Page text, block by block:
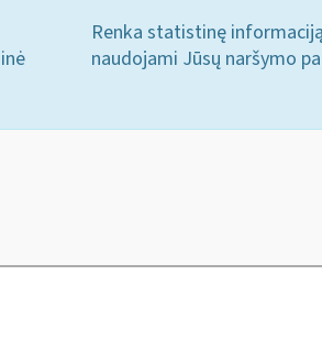
Renka statistinę
naudojami Jūsų naršymo